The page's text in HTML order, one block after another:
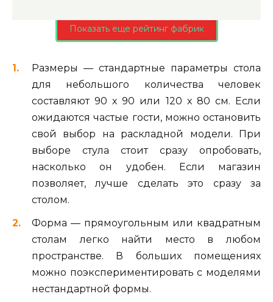
Показать еще рейтинг фабрик
Размеры — стандартные параметры стола
для небольшого количества человек
составляют 90 х 90 или 120 х 80 см. Если
ожидаются частые гости, можно остановить
свой выбор на раскладной модели. При
выборе стула стоит сразу опробовать,
насколько он удобен. Если магазин
позволяет, лучше сделать это сразу за
столом.
Форма — прямоугольным или квадратным
столам легко найти место в любом
пространстве. В больших помещениях
можно поэкспериментировать с моделями
нестандартной формы.